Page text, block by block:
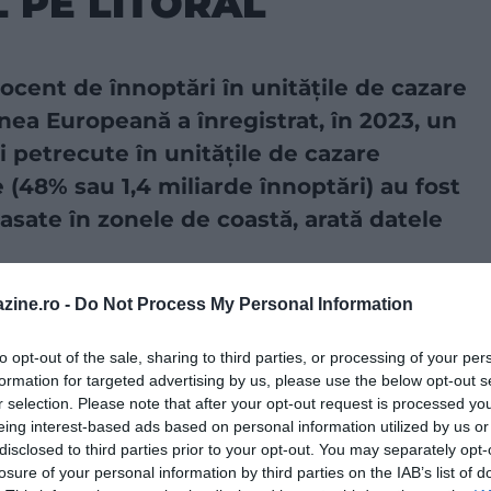
- Do Not Process My Personal Information
opt-out of the sale, sharing to third parties, or processing of your
for targeted advertising by us, please use the below opt-out
selection. Please note that after your opt-out request is processed
interest-based ads based on personal information utilized by us
to third parties prior to your opt-out. You may separately
of your personal information by third parties on the IAB’s list of
de înnoptări în unităţile de cazare
Europeană a înregistrat, în 2023, un
petrecute în unităţile de cazare
sau 1,4 miliarde înnoptări) au fost
în zonele de coastă, arată datele
preferată în Căutarea Google!
aproape toate înnoptările din Malta au fost în
97% în Cipru şi 96% în Grecia. În contrast, Belgia şi
şi Slovenia (ambele cu 19%) au cel mai mic
cazare din zonele de coastă.România avea în